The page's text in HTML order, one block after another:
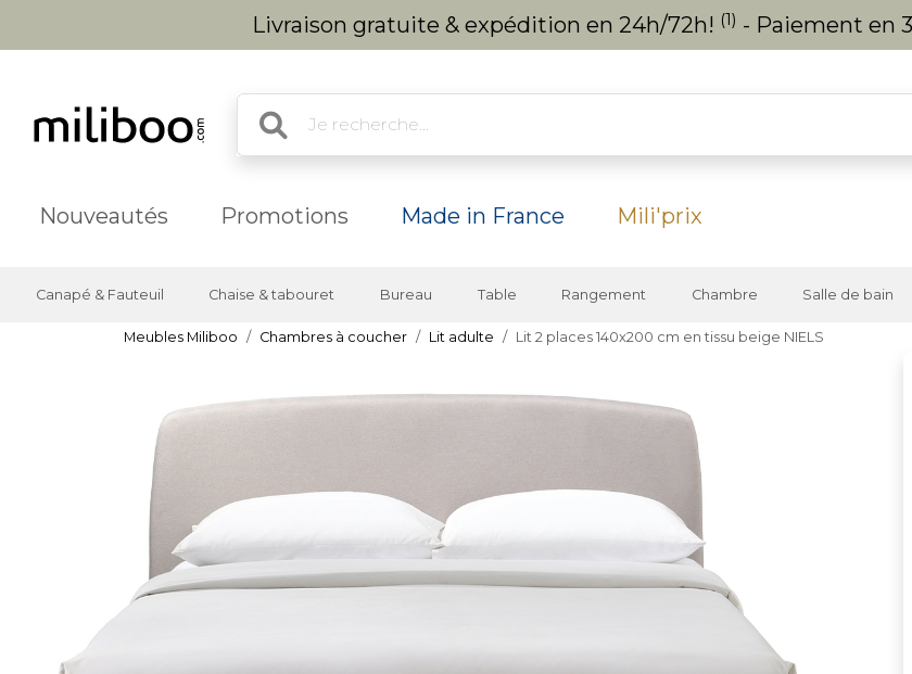
Livraison gratuite & expédition en 24h/72h! (1) - Paiement en
Nouveautés Promotions Made in France Mili'prix
Canapé & Fauteuil Chaise & tabouret Bureau Table Rangement Chambre Salle de bain
Meubles Miliboo Chambres à coucher Lit adulte Lit 2 places 140x200 cm en tissu beige NIELS